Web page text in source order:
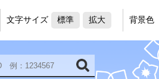
文字サイズ 標準 拡大 背景色